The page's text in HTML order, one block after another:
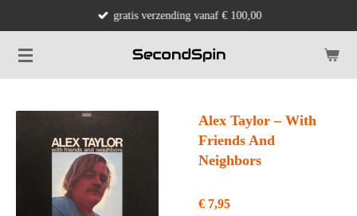
naar
de
gratis verzending vanaf € 100,00
Alex Taylor ‎– With
Friends And
Neighbors
€ 7,95